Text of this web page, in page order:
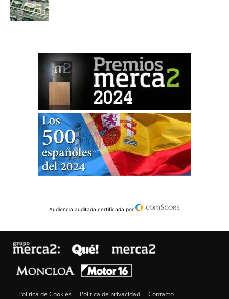
Audiencia auditada certificada por
Política de Cookies Política de privacidad Contacto